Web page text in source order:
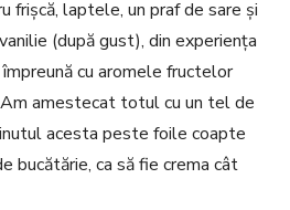
frișcă, laptele, un praf de sare și
(după gust), din experiența
cu aromele fructelor
amestecat totul cu un tel de
acesta peste foile coapte
bucătărie, ca să fie crema cât